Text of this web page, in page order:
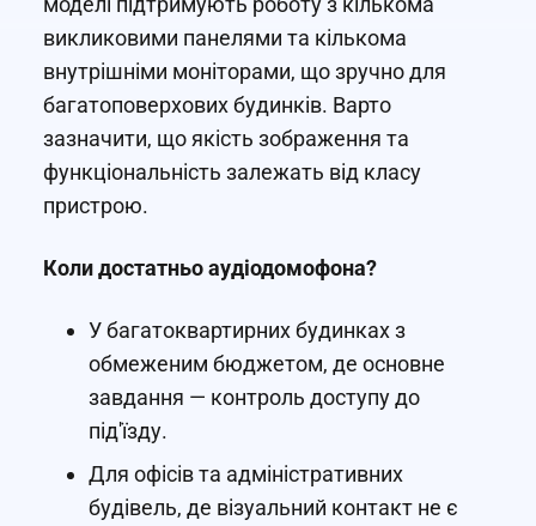
викликовими панелями та кількома
внутрішніми моніторами, що зручно для
багатоповерхових будинків. Варто
зазначити, що якість зображення та
функціональність залежать від класу
пристрою.
Коли достатньо аудіодомофона?
У багатоквартирних будинках з
обмеженим бюджетом, де основне
завдання — контроль доступу до
під'їзду.
Для офісів та адміністративних
будівель, де візуальний контакт не є